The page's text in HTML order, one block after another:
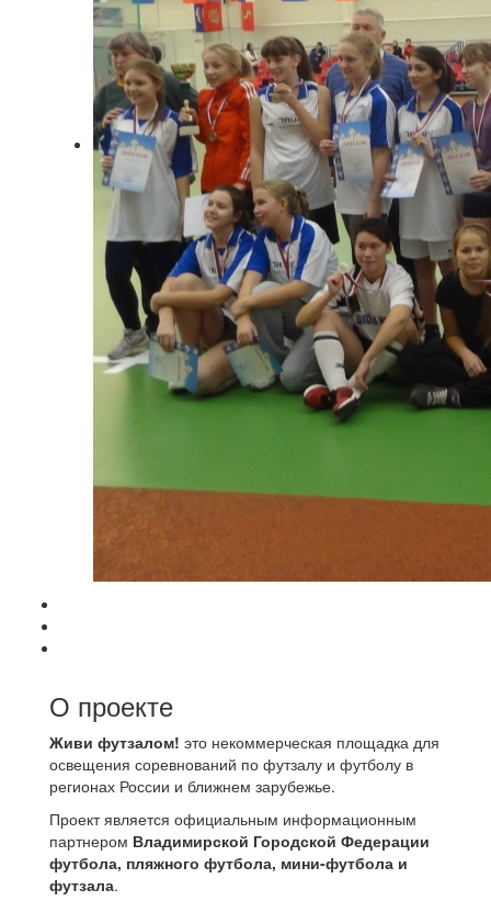
О проекте
Живи футзалом! это некоммерческая площадка для
освещения соревнований по футзалу и футболу в
регионах России и ближнем зарубежье.
Проект является официальным информационным
партнером Владимирской Городской Федерации
футбола, пляжного футбола, мини-футбола и
футзала.